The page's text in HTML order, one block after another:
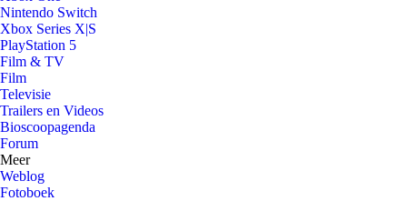
Nintendo Switch
Xbox Series X|S
PlayStation 5
Film & TV
Film
Televisie
Trailers en Videos
Bioscoopagenda
Forum
Meer
Weblog
Fotoboek